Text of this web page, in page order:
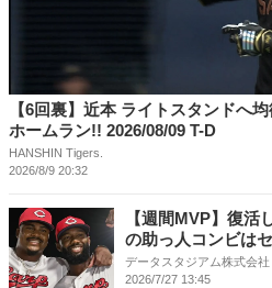
【6回裏】近本 ライトスタンドへ
ホームラン!! 2026/08/09 T-D
HANSHIN Tigers.
2026/8/9 20:32
【週間MVP】復
の助っ人コンビは
データスタジアム株式会社
2026/7/27 13:45